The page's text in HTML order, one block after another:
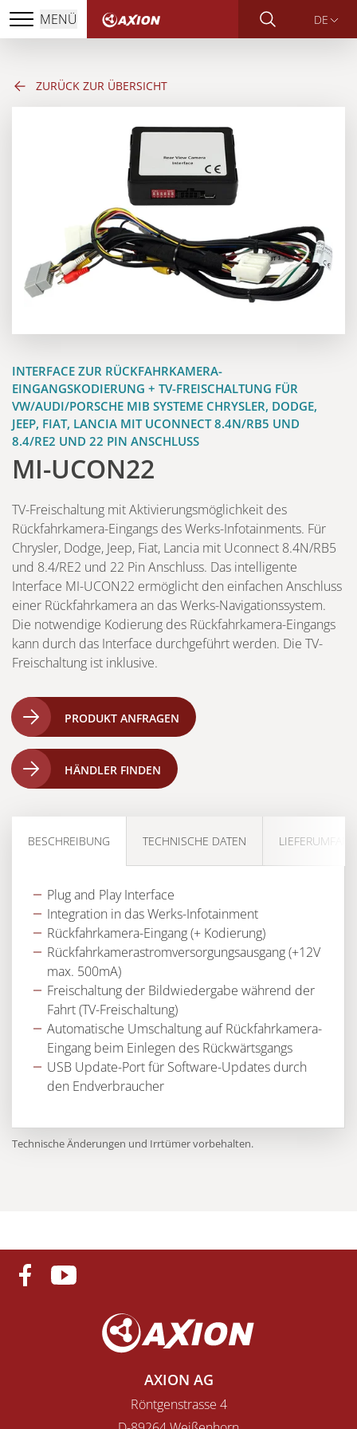
MENÜ DE
ZURÜCK ZUR ÜBERSICHT
INTERFACE ZUR RÜCKFAHRKAMERA-
EINGANGSKODIERUNG + TV-FREISCHALTUNG FÜR
VW/AUDI/PORSCHE MIB SYSTEME CHRYSLER, DODGE,
JEEP, FIAT, LANCIA MIT UCONNECT 8.4N/RB5 UND
8.4/RE2 UND 22 PIN ANSCHLUSS
MI-UCON22
TV-Freischaltung mit Aktivierungsmöglichkeit des
Rückfahrkamera-Eingangs des Werks-Infotainments. Für
Chrysler, Dodge, Jeep, Fiat, Lancia mit Uconnect 8.4N/RB5
und 8.4/RE2 und 22 Pin Anschluss. Das intelligente
Interface MI-UCON22 ermöglicht den einfachen Anschluss
einer Rückfahrkamera an das Werks-Navigationssystem.
Die notwendige Kodierung des Rückfahrkamera-Eingangs
kann durch das Interface durchgeführt werden. Die TV-
Freischaltung ist inklusive.
PRODUKT ANFRAGEN
HÄNDLER FINDEN
BESCHREIBUNG TECHNISCHE DATEN LIEFERUMFANG
Plug and Play Interface
Integration in das Werks-Infotainment
Rückfahrkamera-Eingang (+ Kodierung)
Rückfahrkamerastromversorgungsausgang (+12V
max. 500mA)
Freischaltung der Bildwiedergabe während der
Fahrt (TV-Freischaltung)
Automatische Umschaltung auf Rückfahrkamera-
Eingang beim Einlegen des Rückwärtsgangs
USB Update-Port für Software-Updates durch
den Endverbraucher
Technische Änderungen und Irrtümer vorbehalten.
AXION AG
Röntgenstrasse 4